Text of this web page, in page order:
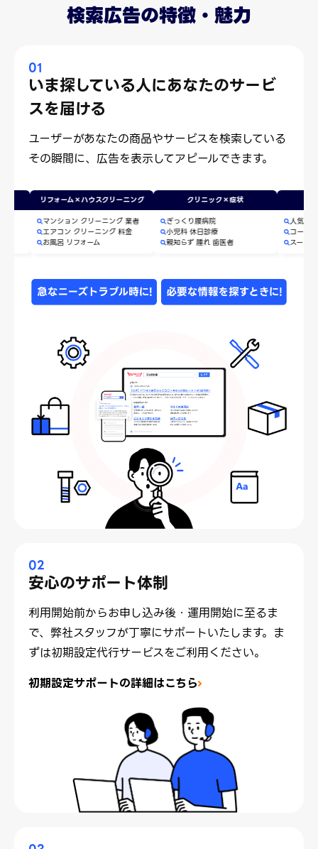
検索広告の特徴・魅力
01
いま探している人にあなたのサービ
スを届ける
ユーザーがあなたの商品やサービスを検索している
その瞬間に、広告を表示してアピールできます。
リフォーム×ハウスクリーニング
マンション クリーニング 業者
エアコン クリーニング 料金
お風呂 リフォーム
クリニック×症状
ぎっくり腰病院
小児科 休日診療
親知らず 腫れ 歯医者
人気 お取り
コート レデ
スーツ セー
02
安心のサポート体制
利用開始前からお申し込み後・運用開始に至るま
で、弊社スタッフが丁寧にサポートいたします。ま
ずは初期設定代行サービスをご利用ください。
初期設定サポートの詳細はこちら